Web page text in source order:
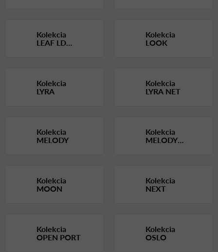
Kolekcia
LEAF LD
Kolekcia
LOOK
Kolekcia
LYRA
Kolekcia
LYRA NET
Kolekcia
MELODY
Kolekcia
MELODY
Kolekcia
MOON
Kolekcia
NEXT
Kolekcia
OPEN PORT
Kolekcia
OSLO